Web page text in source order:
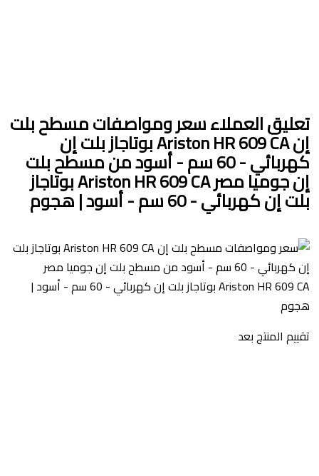
تعليق العملاءسعر ومواصفات مسطح بلت
إن Ariston HR 609 CA بوتاجاز بلت إن
كهربائي - 60 سم - أسود من مسطح بلت
إن جوميا مصر Ariston HR 609 CA بوتاجاز
بلت إن كهربائي - 60 سم - أسود | هجوم
تقييم المنتج بعد